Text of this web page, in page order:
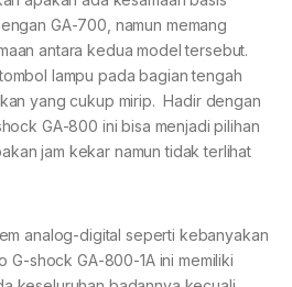
GA-700, namun memang
antara kedua model tersebut.
lampu pada bagian tengah
yang cukup mirip. Hadir dengan
GA-800 ini bisa menjadi pilihan
jam kekar namun tidak terlihat
analog-digital seperti kebanyakan
G-shock GA-800-1A ini memiliki